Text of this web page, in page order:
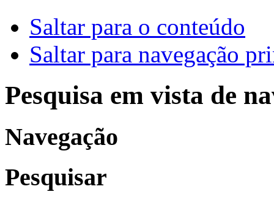
Saltar para o conteúdo
Saltar para navegação
Pesquisa em vista de
Navegação
Pesquisar